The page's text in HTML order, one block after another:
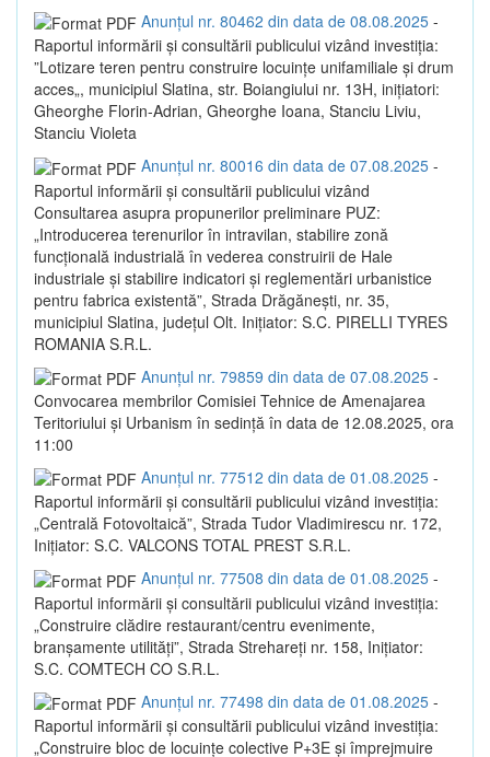
Anunțul nr. 80462 din data de 08.08.2025 -
Raportul informării și consultării publicului vizând investiția:
”Lotizare teren pentru construire locuințe unifamiliale și drum
acces„, municipiul Slatina, str. Boiangiului nr. 13H, inițiatori:
Gheorghe Florin-Adrian, Gheorghe Ioana, Stanciu Liviu,
Stanciu Violeta
Anunțul nr. 80016 din data de 07.08.2025 -
Raportul informării și consultării publicului vizând
Consultarea asupra propunerilor preliminare PUZ:
„Introducerea terenurilor în intravilan, stabilire zonă
funcțională industrială în vederea construirii de Hale
industriale și stabilire indicatori și reglementări urbanistice
pentru fabrica existentă”, Strada Drăgănești, nr. 35,
municipiul Slatina, județul Olt. Inițiator: S.C. PIRELLI TYRES
ROMANIA S.R.L.
Anunțul nr. 79859 din data de 07.08.2025 -
Convocarea membrilor Comisiei Tehnice de Amenajarea
Teritoriului și Urbanism în sedință în data de 12.08.2025, ora
11:00
Anunțul nr. 77512 din data de 01.08.2025 -
Raportul informării și consultării publicului vizând investiția:
„Centrală Fotovoltaică”, Strada Tudor Vladimirescu nr. 172,
Inițiator: S.C. VALCONS TOTAL PREST S.R.L.
Anunțul nr. 77508 din data de 01.08.2025 -
Raportul informării și consultării publicului vizând investiția:
„Construire clădire restaurant/centru evenimente,
branșamente utilități”, Strada Strehareți nr. 158, Inițiator:
S.C. COMTECH CO S.R.L.
Anunțul nr. 77498 din data de 01.08.2025 -
Raportul informării și consultării publicului vizând investiția:
„Construire bloc de locuințe colective P+3E și împrejmuire